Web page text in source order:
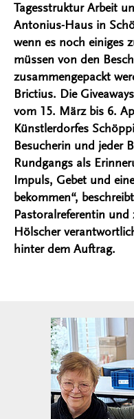
Tagesstruktur Arbeit
Antonius-Haus in
wenn es noch einiges
müssen von den
zusammengepackt
Brictius. Die
vom 15. März bis 6.
Künstlerdorfes
Besucherin und jeder
Rundgangs als
Impuls, Gebet und
bekommen“,
Pastoralreferentin
Hölscher
hinter dem Auftrag.